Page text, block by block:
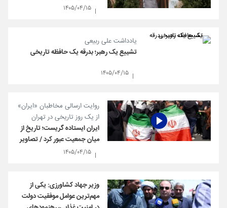
۱۴۰۵/۰۴/۱۵
یادداشت علی ربیعی
تشییع یک رهبر؛ بدرقه یک حافظه تاریخی
۱۴۰۵/۰۴/۱۵
روایت ارسالی مخاطبان «ایران»
از یک روز تاریخی در تهران
ایران ایستاده گریست؛ تاریخ از
میان جمعیت عبور کرد / تصاویر
۱۴۰۵/۰۴/۱۵
وزیر جهاد کشاورزی: یکی از
مهم‌ترین عوامل موفقیت دولت